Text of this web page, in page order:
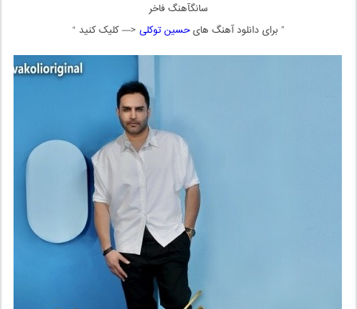
سانگآهنگ فاخر
” برای دانلود آهنگ هایحسین توکلی <— کلیک کنید “